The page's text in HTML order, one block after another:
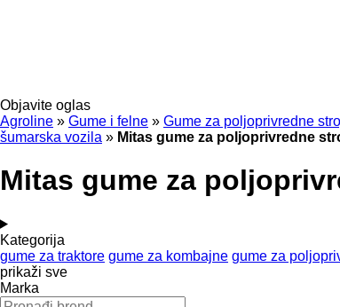
Objavite oglas
Agroline » Gume i felne » Gume za poljoprivredne
šumarska vozila » Mitas gume za poljoprivredne
Mitas gume za
Kategorija
gume za traktore gume za kombajne gume za
prikaži sve
Marka